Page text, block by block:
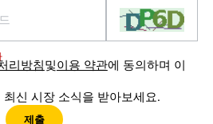
리방침및이용 약관에 동의하며 이
신 시장 소식을 받아보세요.
제출